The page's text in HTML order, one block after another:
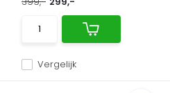
Vergelijk